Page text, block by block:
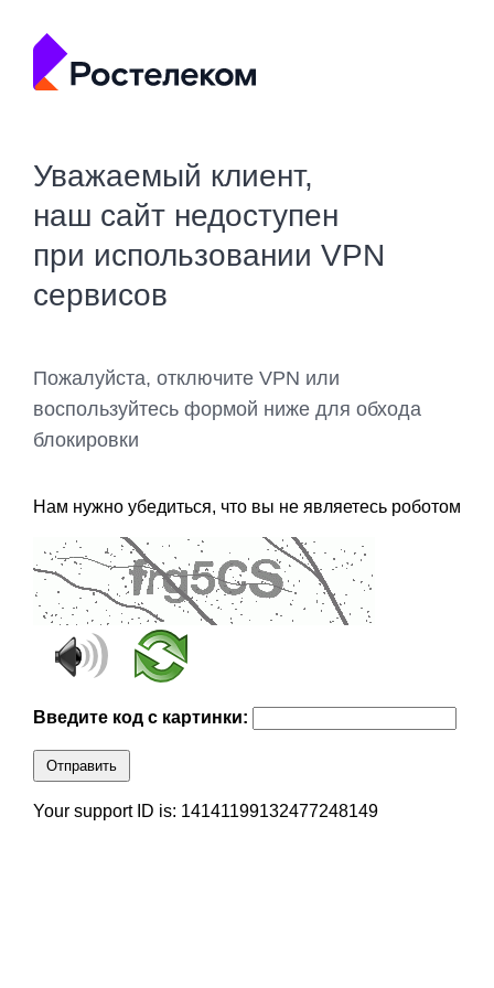
Уважаемый клиент,
наш сайт недоступен
при использовании VPN
сервисов
Пожалуйста, отключите VPN или
воспользуйтесь формой ниже для обхода
блокировки
Нам нужно убедиться, что вы не являетесь роботом
Введите код с картинки:
Отправить
Your support ID is: 14141199132477248149